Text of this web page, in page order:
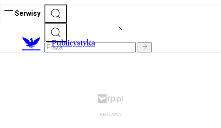
Serwisy
Publicystyka